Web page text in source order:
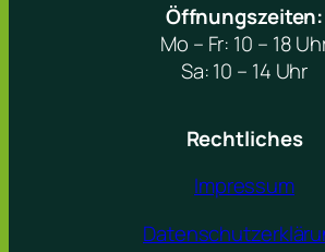
Öffnungszeiten:
Mo – Fr: 10 – 18
Sa: 10 – 14 Uhr
Rechtliches
Impressum